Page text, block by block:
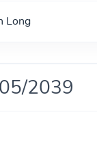
Long
2039